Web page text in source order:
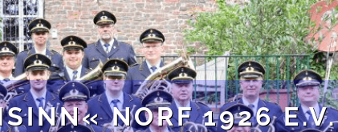
NORF 1926 E.V.